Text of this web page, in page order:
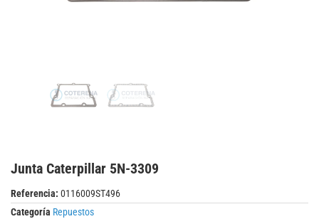
Junta Caterpillar 5N-3309
Referencia: 0116009ST496
Categoría Repuestos